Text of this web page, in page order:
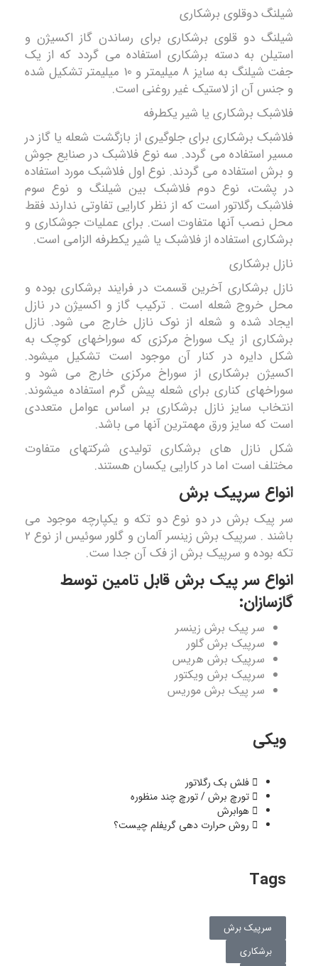
شیلنگ دوقلوی برشکاری
شیلنگ دو قلوی برشکاری برای رساندن گاز اکسیژن و
استیلن به دسته برشکاری استفاده می گردد که از یک
جفت شیلنگ به سایز 8 میلیمتر و 10 میلیمتر تشکیل شده
و جنس آن از لاستیک غیر روغنی است.
فلاشبک برشکاری یا شیر یکطرفه
فلاشبک برشکاری برای جلوگیری از بازگشت شعله یا گاز در
مسیر استفاده می گردد. سه نوع فلاشبک در صنایع جوش
و برش استفاده می گردند. نوع اول فلاشبک مورد استفاده
در پشت، نوع دوم فلاشبک بین شیلنگ و نوع سوم
فلاشبک رگلاتور است که از نظر کارایی تفاوتی ندارند فقط
محل نصب آنها متفاوت است. برای عملیات جوشکاری و
برشکاری استفاده از فلاشبک یا شیر یکطرفه الزامی است.
نازل برشکاری
نازل برشکاری آخرین قسمت در فرایند برشکاری بوده و
محل خروج شعله است . ترکیب گاز و اکسیژن در نازل
ایجاد شده و شعله از نوک نازل خارج می شود. نازل
برشکاری از یک سوراخ مرکزی که سوراخهای کوچک به
شکل دایره در کنار آن موجود است تشکیل میشود.
اکسیژن برشکاری از سوراخ مرکزی خارج می شود و
سوراخهای کناری برای شعله پیش گرم استفاده میشوند.
انتخاب سایز نازل برشکاری بر اساس عوامل متعددی
است که سایز ورق مهمترین آنها می باشد.
شکل نازل های برشکاری تولیدی شرکتهای متفاوت
مختلف است اما در کارایی یکسان هستند.
انواع سرپیک برش
سر پیک برش در دو نوع دو تکه و یکپارچه موجود می
باشند . سرپیک برش زینسر آلمان و گلور سوئیس از نوع 2
تکه بوده و سرپیک برش از فک آن جدا ست.
انواع سر پیک برش قابل تامین توسط
گازسازان:
سر پیک برش زینسر
سرپیک برش گلور
سرپیک برش هریس
سرپیک برش ویکتور
سر پیک برش موریس
ویکی
فلش بک رگلاتور
تورچ برش / تورچ چند منظوره
هوابرش
روش حرارت دهی گریفلم چیست؟
Tags
سرپیک برش
برشکاری